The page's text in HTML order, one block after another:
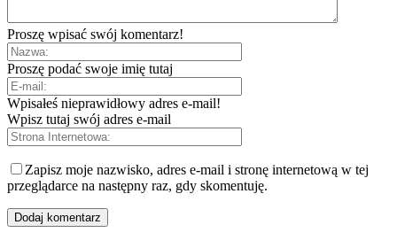
Proszę wpisać swój komentarz!
Proszę podać swoje imię tutaj
Wpisałeś nieprawidłowy adres e-mail!
Wpisz tutaj swój adres e-mail
Zapisz moje nazwisko, adres e-mail i stronę internetową w tej
przeglądarce na następny raz, gdy skomentuję.